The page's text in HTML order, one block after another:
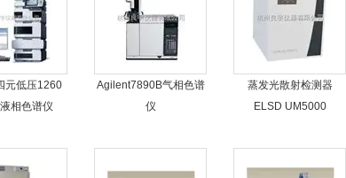
元低压1260
相色谱仪
Agilent7890B气相色谱
仪
蒸发光散射检测器
ELSD UM5000